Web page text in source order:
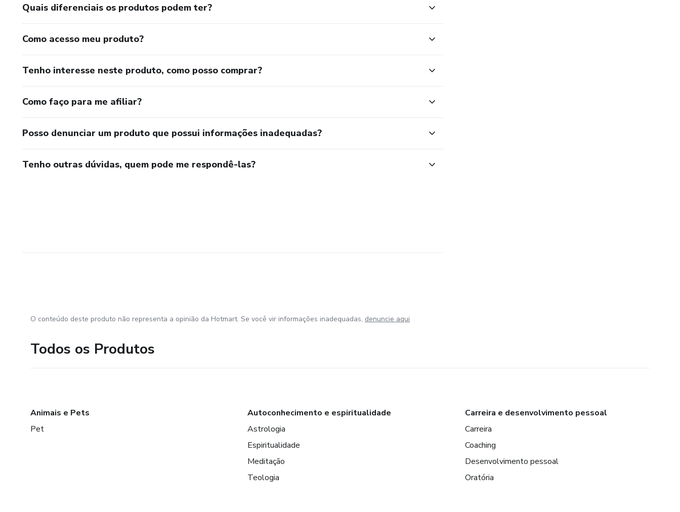
Quais diferenciais os produtos podem ter?
Como acesso meu produto?
Tenho interesse neste produto, como posso comprar?
Como faço para me afiliar?
Posso denunciar um produto que possui informações inadequadas?
Tenho outras dúvidas, quem pode me respondê-las?
O conteúdo deste produto não representa a opinião da Hotmart. Se você vir informações inadequadas, denuncie aqui
Todos os Produtos
Animais e Pets
Pet
Autoconhecimento e espiritualidade
Astrologia
Espiritualidade
Meditação
Teologia
Carreira e desenvolvimento pessoal
Carreira
Coaching
Desenvolvimento pessoal
Oratória